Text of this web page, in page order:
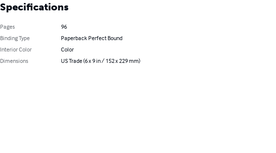
Specifications
Pages
96
Binding Type
Paperback Perfect Bound
Interior Color
Color
Dimensions
US Trade (6 x 9 in / 152 x 229 mm)